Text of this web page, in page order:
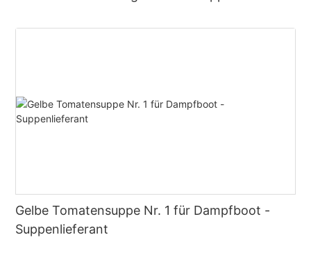
Gelbe Tomatensuppe Nr. 1 für Dampfboot -
Suppenlieferant